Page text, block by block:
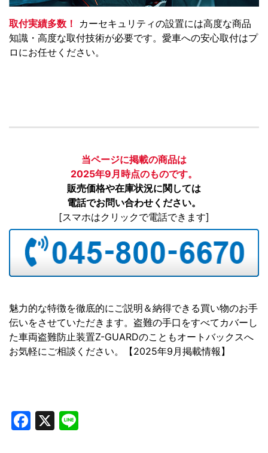
取付実績多数！
カーセキュリティの設置には高度な商品
知識・高度な取付技術が必要です。愛車への安心取付はプ
ロにお任せください。
当ページに掲載の商品は
2025年9月時点のものです。
販売価格や在庫状況に関しては
電話でお問い合わせください。
[スマホはクリックで電話できます]
魅力的な特徴を徹底的にご説明＆納得できる買い物のお手
伝いをさせていただきます。盗難の手口をすべてカバーし
た車両盗難防止装置Z-GUARDのこともオートバックスへ
お気軽にご相談ください。【2025年9月掲載情報】
Facebook
X